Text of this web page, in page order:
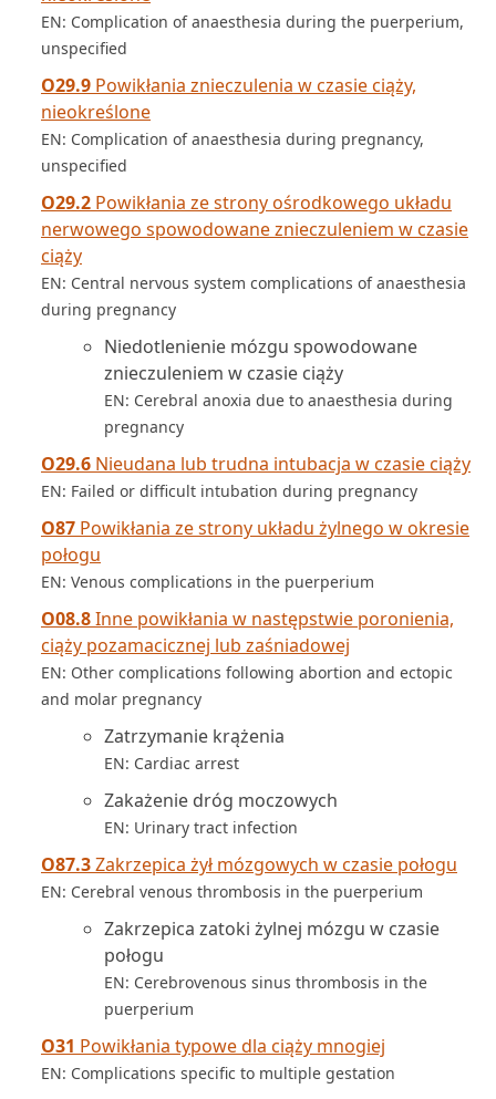
EN: Complication of anaesthesia during the puerperium,
unspecified
O29.9 Powikłania znieczulenia w czasie ciąży,
nieokreślone
EN: Complication of anaesthesia during pregnancy,
unspecified
O29.2 Powikłania ze strony ośrodkowego układu
nerwowego spowodowane znieczuleniem w czasie
ciąży
EN: Central nervous system complications of anaesthesia
during pregnancy
Niedotlenienie mózgu spowodowane
znieczuleniem w czasie ciąży
EN: Cerebral anoxia due to anaesthesia during
pregnancy
O29.6 Nieudana lub trudna intubacja w czasie ciąży
EN: Failed or difficult intubation during pregnancy
O87 Powikłania ze strony układu żylnego w okresie
połogu
EN: Venous complications in the puerperium
O08.8Inne powikłania w następstwie poronienia,
ciąży pozamacicznej lub zaśniadowej
EN: Other complications following abortion and ectopic
and molar pregnancy
Zatrzymanie krążenia
EN: Cardiac arrest
Zakażenie dróg moczowych
EN: Urinary tract infection
O87.3Zakrzepica żył mózgowych w czasie połogu
EN: Cerebral venous thrombosis in the puerperium
Zakrzepica zatoki żylnej mózgu w czasie
połogu
EN: Cerebrovenous sinus thrombosis in the
puerperium
O31 Powikłania typowe dla ciąży mnogiej
EN: Complications specific to multiple gestation